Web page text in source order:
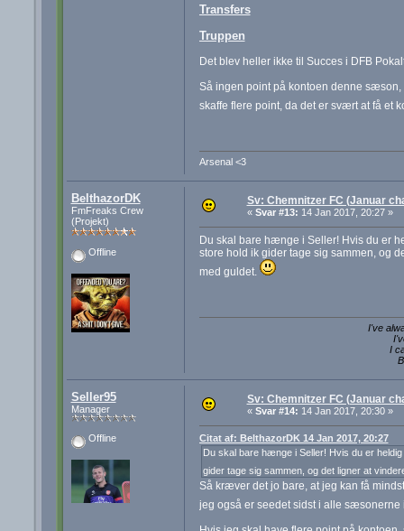
Transfers
Truppen
Det blev heller ikke til Succes i DFB
Så ingen point på kontoen denne
skaffe flere point, da det er svært at få et
Arsenal <3
BelthazorDK
FmFreaks Crew
(Projekt)
Offline
Sv: Chemnitzer FC (Januar
« Svar #13: 14 Jan 2017, 20:27 »
Du skal bare hænge i Seller! Hvis du er
store hold ik gider tage sig sammen, og
med guldet.
I've
I
Seller95
Manager
Offline
Sv: Chemnitzer FC (Januar
« Svar #14: 14 Jan 2017, 20:30 »
Citat af: BelthazorDK 14 Jan 2017, 20:27
Du skal bare hænge i Seller! Hvis du er
gider tage sig sammen, og det ligner at
Så kræver det jo bare, at jeg kan få
jeg også er seedet sidst i alle